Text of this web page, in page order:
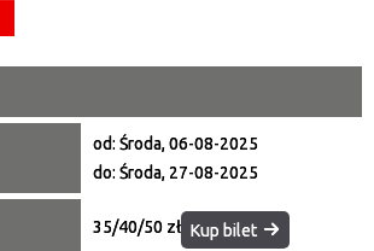
Organizator
Promowane
od: Środa, 06-08-2025
do: Środa, 27-08-2025
35/40/50 zł Kup bilet